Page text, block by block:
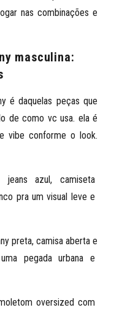
nas combinações e
masculina:
é daquelas peças que
de como vc usa. ela é
vibe conforme o look.
jeans azul, camiseta
pra um visual leve e
preta, camisa aberta e
pegada urbana e
oversized com